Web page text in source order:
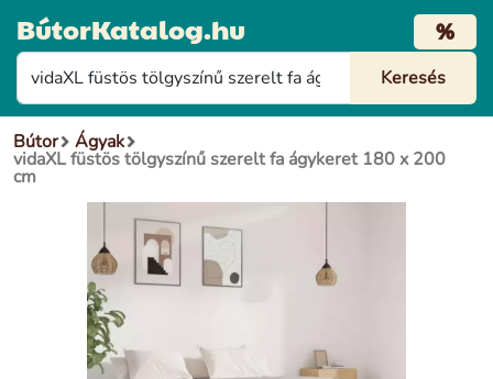
BútorKatalog.hu %
Bútor Ágyak
vidaXL füstös tölgyszínű szerelt fa ágykeret 180 x 200
cm